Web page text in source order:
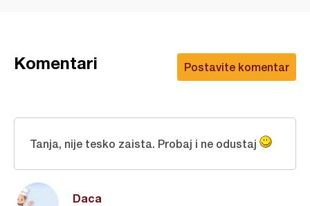
Postavite komentar
Komentari
Daca
Tanja, nije tesko zaista. Probaj i ne odustaj